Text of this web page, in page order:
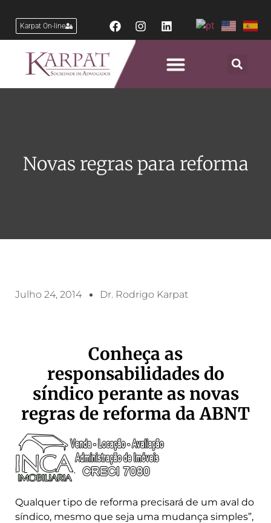
Karpat On-line
Novas regras para reforma
Julho 24, 2014 Dr. Rodrigo Karpat
Conheça as
responsabilidades do
síndico perante as novas
regras de reforma da ABNT
Qualquer tipo de reforma precisará de um aval do
síndico, mesmo que seja uma mudança simples”,